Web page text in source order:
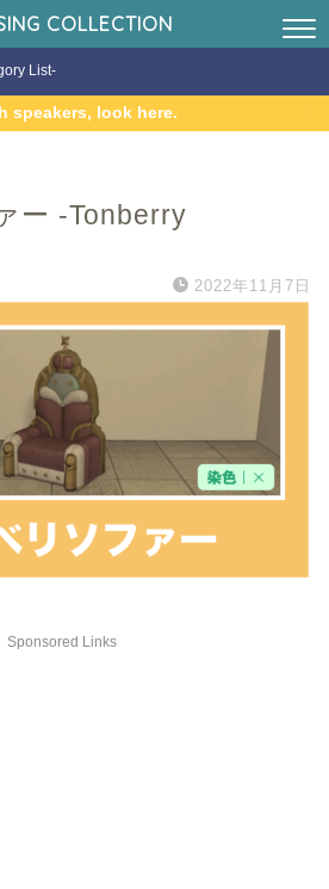
COLLECTION
List-
speakers, look here.
ー -Tonberry
2022年11月7日
Sponsored Links